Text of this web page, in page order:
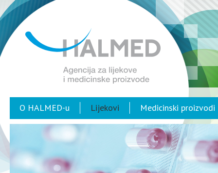
O HALMED-u Lijekovi Medicinski proizvodi